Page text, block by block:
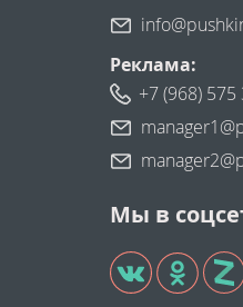
Реклама:
+7 (968) 575
Мы в